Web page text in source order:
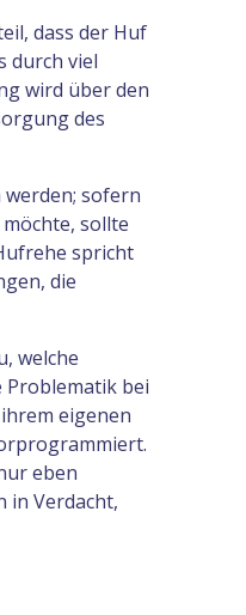
dass der Huf
durch viel
wird über den
des
sofern
sollte
spricht
die
welche
bei
eigenen
eben
in Verdacht,